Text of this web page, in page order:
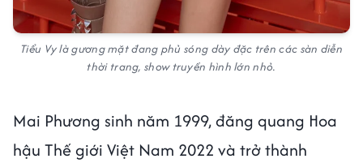
Tiểu Vy là gương mặt đang phủ sóng dày đặc trên các sàn diễn
thời trang, show truyền hình lớn nhỏ.
Mai Phương sinh năm 1999, đăng quang Hoa
hậu Thế giới Việt Nam 2022 và trở thành